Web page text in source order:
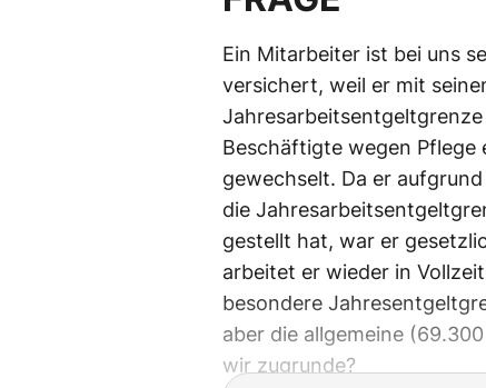
Ein Mitarbeiter ist bei uns
versichert, weil er mit
Beschäftigte wegen Pflege
gewechselt. Da er
die
gestellt hat, war er
arbeitet er wieder in
besondere
aber die allgemeine
wir zugrunde?